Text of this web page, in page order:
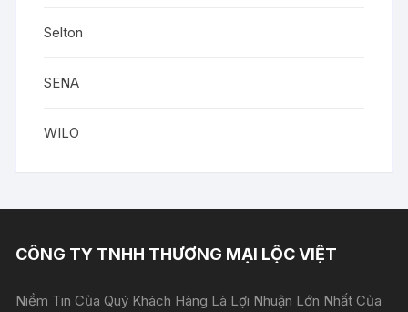
Selton
SENA
WILO
CÔNG TY TNHH THƯƠNG MẠI LỘC VIỆT
Niềm Tin Của Quý Khách Hàng Là Lợi Nhuận Lớn Nhất Của